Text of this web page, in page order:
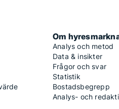
Om
Analys och metod
Data & insikter
Frågor och svar
Statistik
Bostadsbegrepp
Analys- och